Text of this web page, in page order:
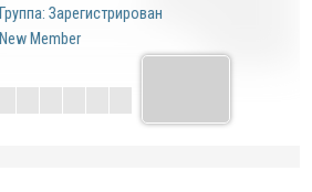
Группа: Зарегистрирован
New Member